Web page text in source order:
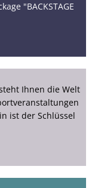
"BACKSTAGE
Ihnen die Welt
ist der Schlüssel